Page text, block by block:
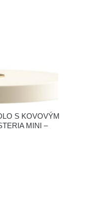
S KOVOVÝM
MINI –